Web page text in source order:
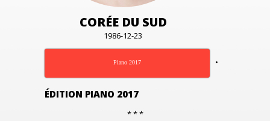
CORÉE DU SUD
1986-12-23
Piano 2017 •
ÉDITION PIANO 2017
* * *